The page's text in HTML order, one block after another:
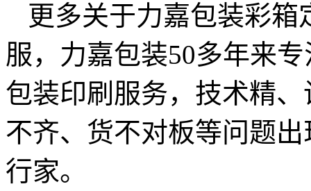
更多关于力嘉包装彩
服，力嘉包装50多年来
包装印刷服务，技术精
不齐、货不对板等问题
行家。